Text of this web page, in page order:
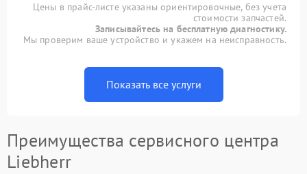
Цены в прайс-листе указаны ориентировочные, без учета
стоимости запчастей.
Записывайтесь на бесплатную диагностику.
Мы проверим ваше устройство и укажем на неисправность.
Показать все услуги
Преимущества сервисного центра
Liebherr